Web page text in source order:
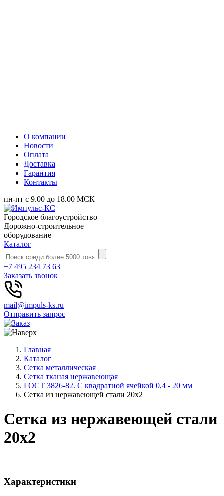
О компании
Новости
Оплата
Доставка
Гарантия
Контакты
пн-пт с 9.00 до 18.00 МСК
Городское благоустройство
Дорожно-строительное
оборудование
Каталог
+7 495 234 73 63
Заказать звонок
mail@impuls-ks.ru
Отправить запрос
Главная
Каталог
Сетка металлическая
Сетка тканая нержавеющая
ГОСТ 3826-82. C квадратной ячейкой 0,4 - 20 мм
Сетка из нержавеющей стали 20x2
Сетка из нержавеющей стали
20x2
Характеристики